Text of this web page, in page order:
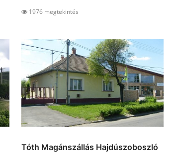
1976 megtekintés
Tóth Magánszállás Hajdúszoboszló